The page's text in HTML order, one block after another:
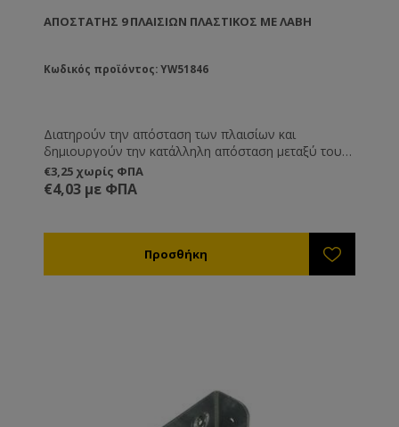
ΑΠΟΣΤΆΤΗΣ 9 ΠΛΑΙΣΊΩΝ ΠΛΑΣΤΙΚΌΣ ΜΕ ΛΑΒΉ
Κωδικός προϊόντος: YW51846
Διατηρούν την απόσταση των πλαισίων και
δημιουργούν την κατάλληλη απόσταση μεταξύ τους,
ώστε η κυψέλη να χωράει 9 πλαίσια αντί για 10.
Επίσης συγκρατούν τα πλαίσια κατά τη μεταφορά
χωρίς να χρειάζεται να καρφώνετε το τελευταίο
€3,25 χωρίς ΦΠΑ
€4,03 με ΦΠΑ